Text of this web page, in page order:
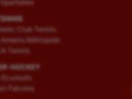
Spartiates
TENNIS
Club Tennis
Amiens Métropole
Tennis
HOCKEY
Ecureuils
Falcons